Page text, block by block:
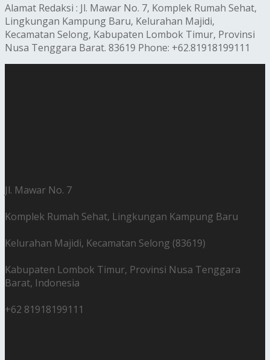
Alamat Redaksi : Jl. Mawar No. 7, Komplek Rumah Sehat,
Lingkungan Kampung Baru, Kelurahan Majidi,
Kecamatan Selong, Kabupaten Lombok Timur, Provinsi
Nusa Tenggara Barat. 83619 Phone: +62.81918199111
Jl. Mawar No. 7
Komplek Rumah Sehat, Lingkungan Kampung Baru
Kelurahan Majidi, Kecamatan Selong (83619)
Kabupaten Lombok Timur, Provinsi Nusa Tenggara
Barat, Indonesia
+62 81918199111